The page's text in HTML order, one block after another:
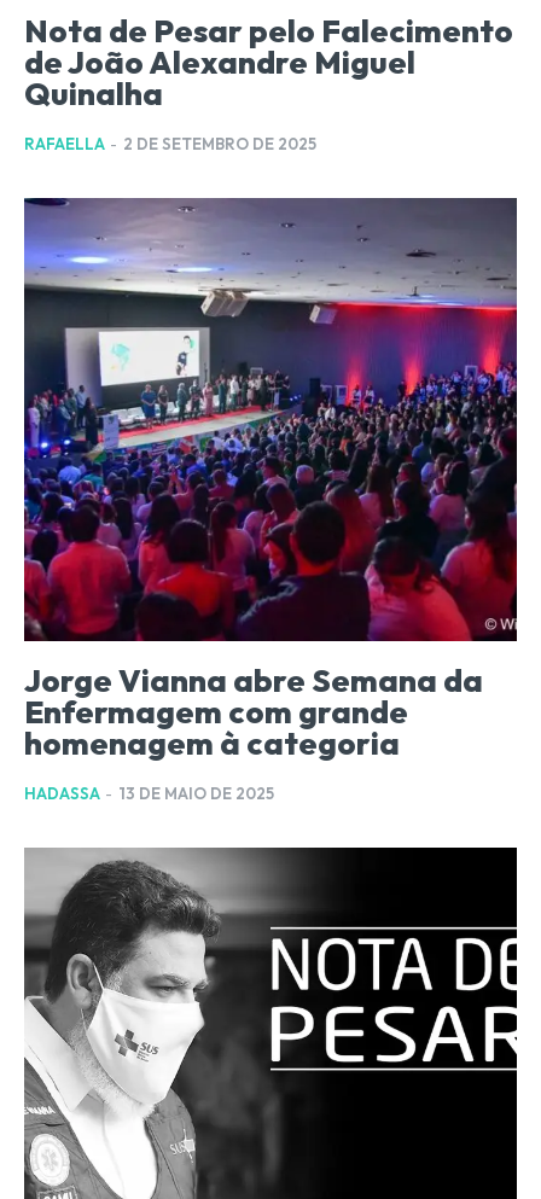
Nota de Pesar pelo Falecimento
de João Alexandre Miguel
Quinalha
RAFAELLA - 2 DE SETEMBRO DE 2025
Jorge Vianna abre Semana da
Enfermagem com grande
homenagem à categoria
HADASSA - 13 DE MAIO DE 2025